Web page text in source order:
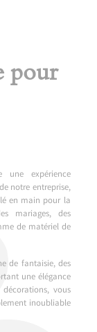
pour
expérience
notre entreprise,
en main pour la
mariages, des
de matériel de
de fantaisie, des
une élégance
vous
inoubliable